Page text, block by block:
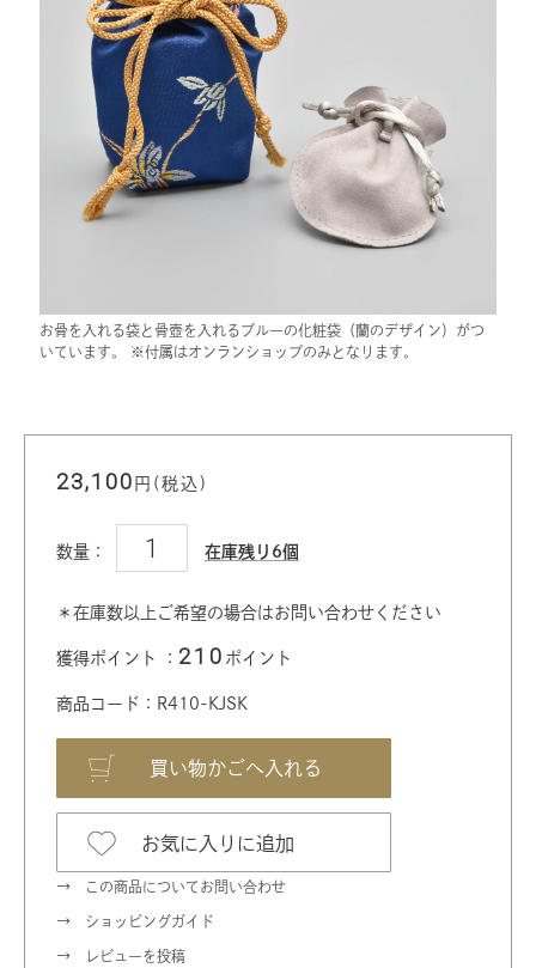
お骨を入れる袋と骨壺を入れるブルーの化粧袋（蘭のデザイン）がつ
いています。 ※付属はオンランショップのみとなります。
23,100 円(税込)
数量： 在庫残り6個
＊在庫数以上ご希望の場合はお問い合わせください
獲得ポイント ： 210 ポイント
商品コード：R410-KJSK
お気に入りに追加
この商品についてお問い合わせ
ショッピングガイド
レビューを投稿